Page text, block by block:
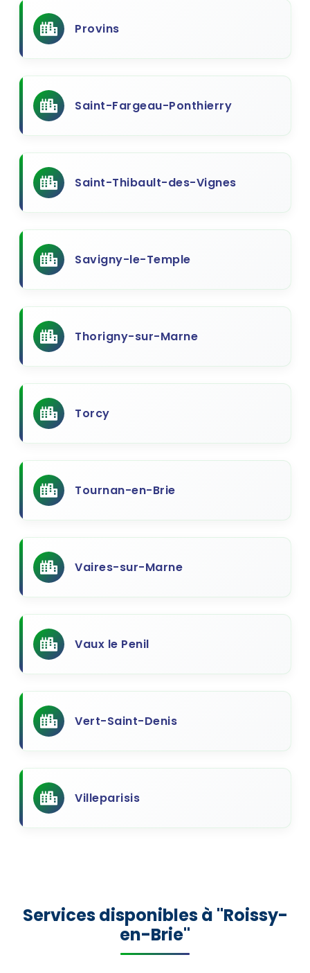
Provins
Saint-Fargeau-Ponthierry
Saint-Thibault-des-Vignes
Savigny-le-Temple
Thorigny-sur-Marne
Torcy
Tournan-en-Brie
Vaires-sur-Marne
Vaux le Penil
Vert-Saint-Denis
Villeparisis
Services disponibles à "Roissy-
en-Brie"